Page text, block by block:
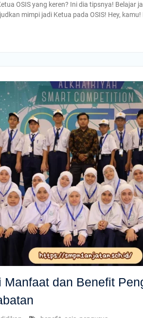
OSIS yang keren? Ini dia tipsnya! Belajar
mimpi jadi Ketua pada OSIS! Hey,
Manfaat dan Benefit